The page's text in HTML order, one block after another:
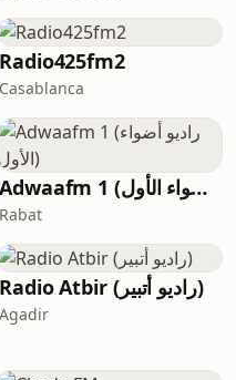
Radio425fm2
Casablanca
Adwaafm 1 (راديو أضواء الأول)
Rabat
Radio Atbir (راديو أتبير)
Agadir